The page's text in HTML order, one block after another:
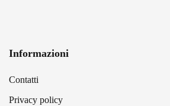
Informazioni
Contatti
Privacy policy